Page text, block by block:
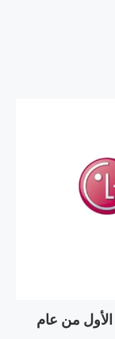
الأول من عام